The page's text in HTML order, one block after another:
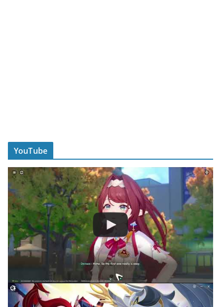
YouTube